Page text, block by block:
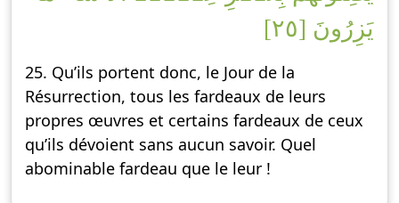
يَزِرُونَ [٢٥]
25. Qu’ils portent donc, le Jour de la
Résurrection, tous les fardeaux de leurs
propres œuvres et certains fardeaux de ceux
qu’ils dévoient sans aucun savoir. Quel
abominable fardeau que le leur !